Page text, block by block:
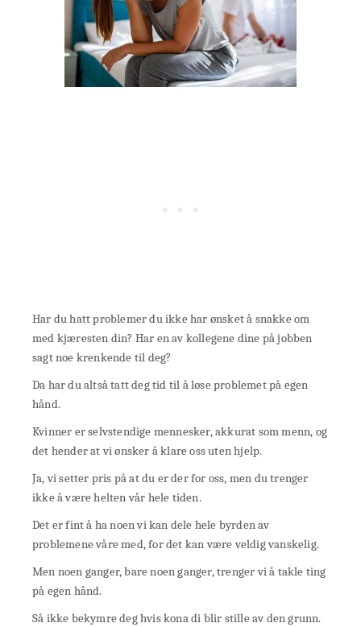
Har du hatt problemer du ikke har ønsket å snakke om
med kjæresten din? Har en av kollegene dine på jobben
sagt noe krenkende til deg?
Da har du altså tatt deg tid til å løse problemet på egen
hånd.
Kvinner er selvstendige mennesker, akkurat som menn, og
det hender at vi ønsker å klare oss uten hjelp.
Ja, vi setter pris på at du er der for oss, men du trenger
ikke å være helten vår hele tiden.
Det er fint å ha noen vi kan dele hele byrden av
problemene våre med, for det kan være veldig vanskelig.
Men noen ganger, bare noen ganger, trenger vi å takle ting
på egen hånd.
Så ikke bekymre deg hvis kona di blir stille av den grunn.